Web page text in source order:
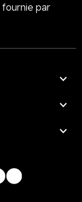
fournie par


